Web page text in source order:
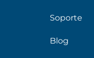
Soporte
Blog